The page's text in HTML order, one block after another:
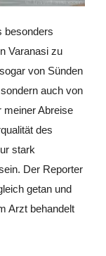
besonders
Varanasi zu
von Sünden
auch von
meiner Abreise
des
stark
Der Reporter
getan und
Arzt behandelt